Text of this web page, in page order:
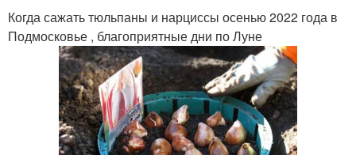
Когда сажать тюльпаны и нарциссы осенью 2022 года в
Подмосковье , благоприятные дни по Луне